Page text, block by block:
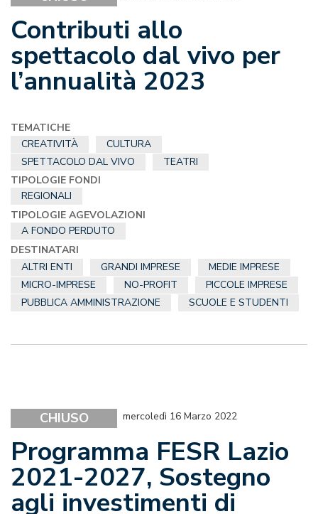
Contributi allo
spettacolo dal vivo per
l’annualità 2023
TEMATICHE
CREATIVITÀ
CULTURA
SPETTACOLO DAL VIVO
TEATRI
TIPOLOGIE FONDI
REGIONALI
TIPOLOGIE AGEVOLAZIONI
A FONDO PERDUTO
DESTINATARI
ALTRI ENTI
GRANDI IMPRESE
MEDIE IMPRESE
MICRO-IMPRESE
NO-PROFIT
PICCOLE IMPRESE
PUBBLICA AMMINISTRAZIONE
SCUOLE E STUDENTI
CHIUSO mercoledì 16 Marzo 2022
Programma FESR Lazio
2021-2027, Sostegno
agli investimenti di